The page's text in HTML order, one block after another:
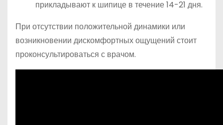
прикладывают к шипице в течение 14-21 дня.
При отсутствии положительной динамики или
возникновении дискомфортных ощущений стоит
проконсультироваться с врачом.